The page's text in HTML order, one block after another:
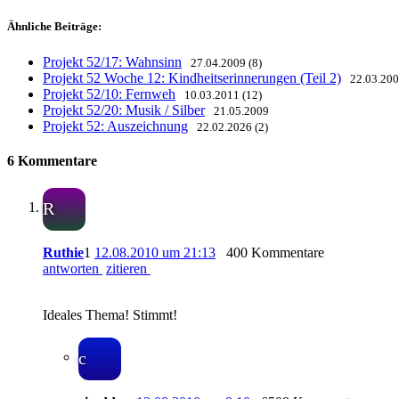
Ähnliche Beiträge:
Projekt 52/17: Wahnsinn 27.04.2009 (8)
Projekt 52 Woche 12: Kindheitserinnerungen (Teil 2)
Projekt 52/10: Fernweh 10.03.2011 (12)
Projekt 52/20: Musik / Silber 21.05.2009
Projekt 52: Auszeichnung 22.02.2026 (2)
6 Kommentare
R
Ruthie1 12.08.2010 um 21:13
400 Kommentare
antworten zitieren
Ideales Thema! Stimmt!
c